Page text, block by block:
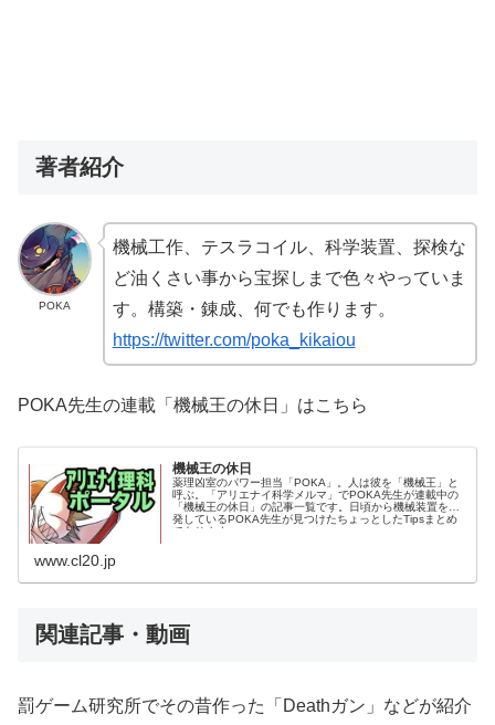
著者紹介
POKA
機械工作、テスラコイル、科学装置、探検な
ど油くさい事から宝探しまで色々やっていま
す。構築・錬成、何でも作ります。
https://twitter.com/poka_kikaiou
POKA先生の連載「機械王の休日」はこちら
機械王の休日
薬理凶室のパワー担当「POKA」。人は彼を「機械王」と
呼ぶ。「アリエナイ科学メルマ」でPOKA先生が連載中の
「機械王の休日」の記事一覧です。日頃から機械装置を開
発しているPOKA先生が見つけたちょっとしたTipsまとめ
であります。
www.cl20.jp
関連記事・動画
罰ゲーム研究所でその昔作った「Deathガン」などが紹介